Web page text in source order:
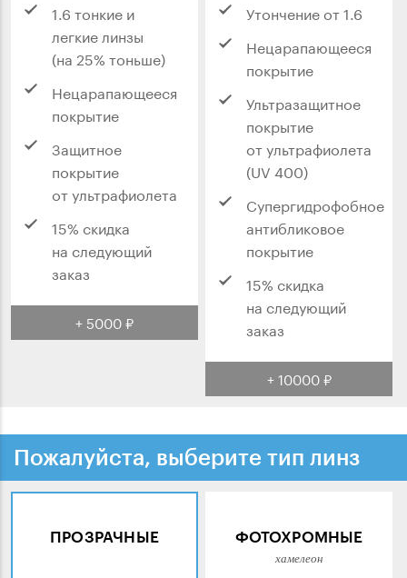
1.6 тонкие и
легкие линзы
(на 25% тоньше)
Нецарапающееся
покрытие
Защитное
покрытие
от ультрафиолета
15% скидка
на следующий
заказ
+ 5000 ₽
Утончение от 1.6
Нецарапающееся
покрытие
Ультразащитное
покрытие
от ультрафиолета
(UV 400)
Супергидрофобное
антибликовое
покрытие
15% скидка
на следующий
заказ
+ 10000 ₽
Пожалуйста, выберите тип линз
ПРОЗРАЧНЫЕ ФОТОХРОМНЫЕ
хамелеон